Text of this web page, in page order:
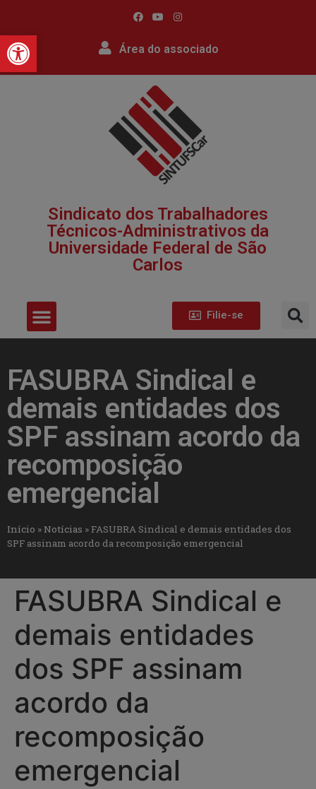
Barra de Ferramentas
Área do associado
Sindicato dos Trabalhadores
Técnicos-Administrativos da
Universidade Federal de São
Carlos​
Filie-se
FASUBRA Sindical e
demais entidades dos
SPF assinam acordo da
recomposição
emergencial
Início »Notícias »FASUBRA Sindical e demais entidades dos
SPF assinam acordo da recomposição emergencial
FASUBRA Sindical e
demais entidades
dos SPF assinam
acordo da
recomposição
emergencial